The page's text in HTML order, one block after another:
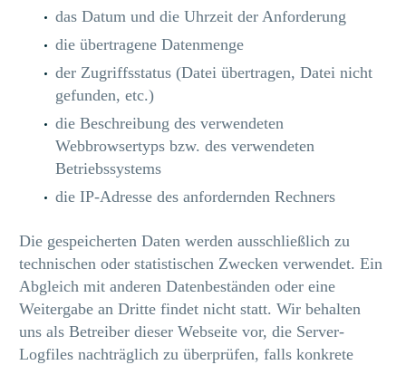
das Datum und die Uhrzeit der Anforderung
die übertragene Datenmenge
der Zugriffsstatus (Datei übertragen, Datei nicht
gefunden, etc.)
die Beschreibung des verwendeten
Webbrowsertyps bzw. des verwendeten
Betriebssystems
die IP-Adresse des anfordernden Rechners
Die gespeicherten Daten werden ausschließlich zu
technischen oder statistischen Zwecken verwendet. Ein
Abgleich mit anderen Datenbeständen oder eine
Weitergabe an Dritte findet nicht statt. Wir behalten
uns als Betreiber dieser Webseite vor, die Server-
Logfiles nachträglich zu überprüfen, falls konkrete